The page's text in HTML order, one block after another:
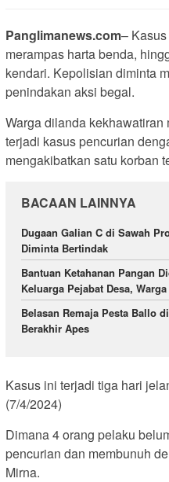
Panglimanews.com–
merampas harta benda,
kendari. Kepolisian diminta
penindakan aksi begal.
Warga dilanda
terjadi kasus pencurian
mengakibatkan satu korban
BACAAN LAINNYA
Dugaan Galian C di Sawah
Diminta Bertindak
Bantuan Ketahanan Pangan
Keluarga Pejabat Desa,
Belasan Remaja Pesta Ballo
Berakhir Apes
Kasus ini terjadi tiga hari
(7/4/2024)
Dimana 4 orang pelaku
pencurian dan membunuh
Mirna.